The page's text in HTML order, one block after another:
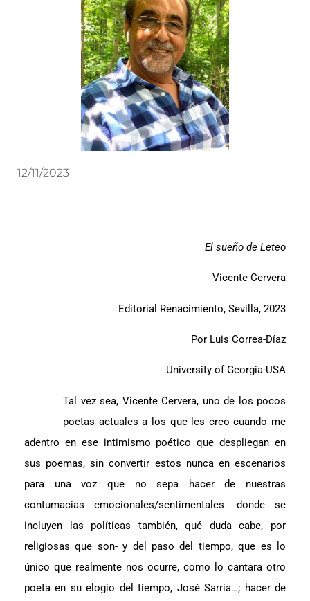
12/11/2023
El sueño de Leteo
Vicente Cervera
Editorial Renacimiento, Sevilla, 2023
Por Luis Correa-Díaz
University of Georgia-USA
Tal vez sea, Vicente Cervera, uno de los pocos
poetas actuales a los que les creo cuando me
adentro en ese intimismo poético que despliegan en
sus poemas, sin convertir estos nunca en escenarios
para una voz que no sepa hacer de nuestras
contumacias emocionales/sentimentales -donde se
incluyen las políticas también, qué duda cabe, por
religiosas que son- y del paso del tiempo, que es lo
único que realmente nos ocurre, como lo cantara otro
poeta en su elogio del tiempo, José Sarria…; hacer de